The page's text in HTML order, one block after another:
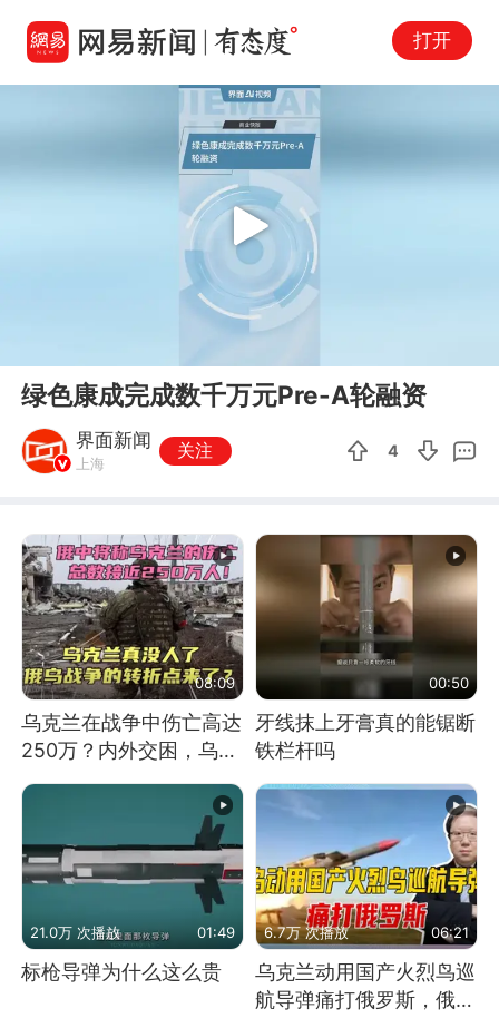
打开
Play
绿色康成完成数千万元Pre-A轮融资
界面新闻
上海
关注 4
08:09
乌克兰在战争中伤亡高达
250万？内外交困，乌克
兰这下真没人了！
00:50
牙线抹上牙膏真的能锯断
铁栏杆吗
21.0万 次播放 01:49
标枪导弹为什么这么贵
6.7万 次播放 06:21
乌克兰动用国产火烈鸟巡
航导弹痛打俄罗斯，俄军